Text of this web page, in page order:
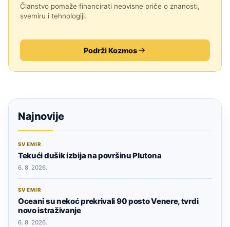
Članstvo pomaže financirati neovisne priče o znanosti,
svemiru i tehnologiji.
Podrži Kozmos
Najnovije
SVEMIR
Tekući dušik izbija na površinu Plutona
6. 8. 2026.
SVEMIR
Oceani su nekoć prekrivali 90 posto Venere, tvrdi
novo istraživanje
6. 8. 2026.